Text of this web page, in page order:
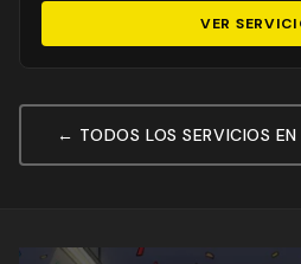
VER
← TODOS LOS SERVICIOS EN